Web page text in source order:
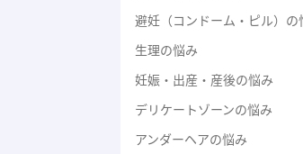
避妊（コンドーム・ピル）の
生理の悩み
妊娠・出産・産後の悩み
デリケートゾーンの悩み
アンダーヘアの悩み